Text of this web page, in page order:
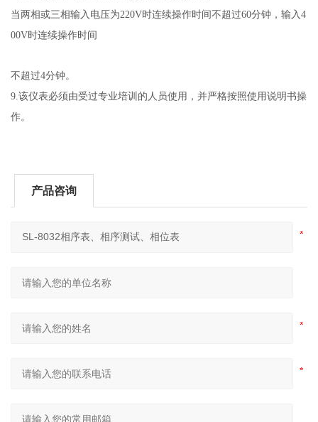
当两相或三相输入电压为220V时连续操作时间不超过60分钟，输入4
00V时连续操作时间
不超过4分钟。
9.该仪表必须由受过专业培训的人员使用，并严格按照使用说明书操
作。
产品咨询